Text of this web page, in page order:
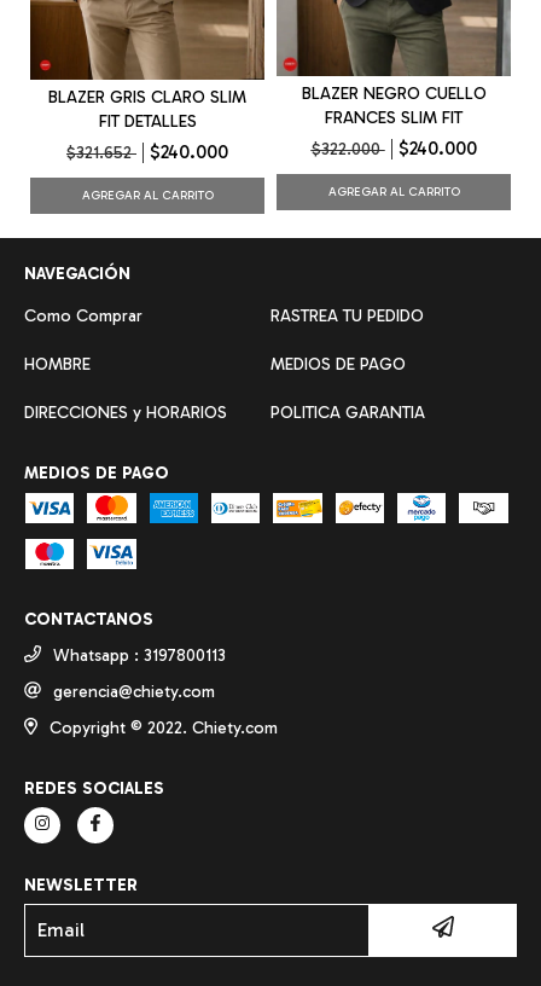
BLAZER GRIS CLARO SLIM
FIT DETALLES
$321.652
$240.000
AGREGAR AL CARRITO
BLAZER NEGRO CUELLO
FRANCES SLIM FIT
$322.000
$240.000
AGREGAR AL CARRITO
NAVEGACIÓN
Como Comprar RASTREA TU PEDIDO
HOMBRE MEDIOS DE PAGO
DIRECCIONES y HORARIOS POLITICA GARANTIA
MEDIOS DE PAGO
CONTACTANOS
Whatsapp : 3197800113
gerencia@chiety.com
Copyright ©️ 2022. Chiety.com
REDES SOCIALES
NEWSLETTER